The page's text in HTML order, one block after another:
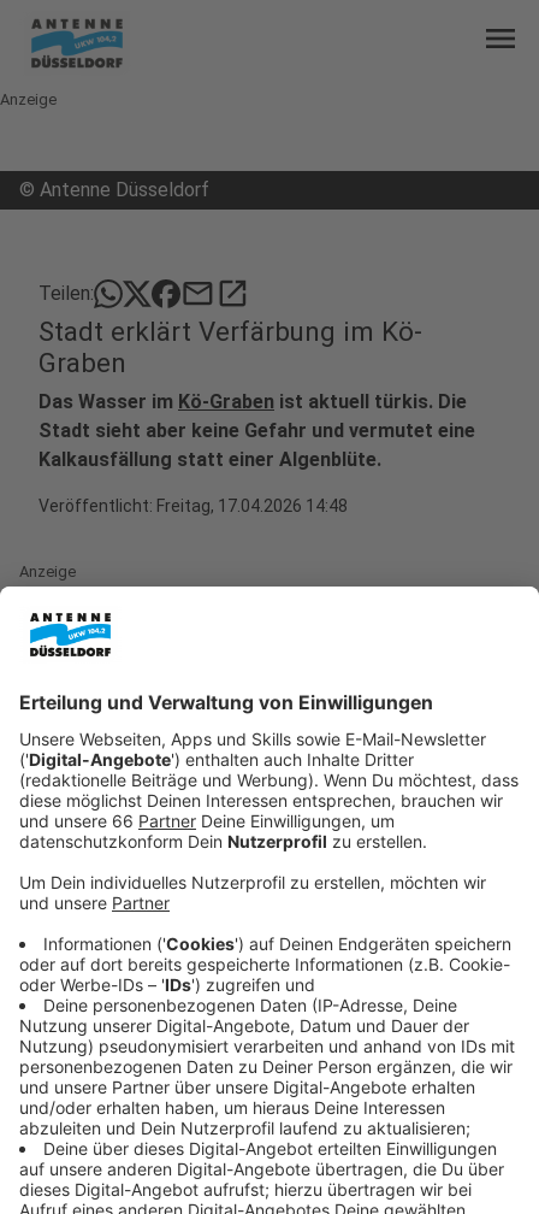
menu
Anzeige
© Antenne Düsseldorf
Teilen: mailopen_in_new
Stadt erklärt Verfärbung im Kö-
Graben
Das Wasser im Kö-Graben ist aktuell türkis. Die
Stadt sieht aber keine Gefahr und vermutet eine
Kalkausfällung statt einer Algenblüte.
Veröffentlicht: Freitag, 17.04.2026 14:48
Anzeige
Das Wasser im Kö-Graben schimmert aktuell in einem
nach Angaben einer Stadtsprecherin auf Anfrage von
Antenne Düsseldorf aber nicht. Die wahrscheinliche
Ursache ist eine sogenannte Kalkausfällung. Dabei
lagert sich Kalk aus dem Wasser ab, weil das
chemische Gleichgewicht gestört ist.
Anzeige
Stadt sieht keine Gefahr für Mensch und Tier
Anzeige
Nach Angaben der Stadt zeigt das Wasser im Kö-
Graben typische Merkmale einer Kalkausfällung. In der
kommenden Woche soll eine Analyse der Wasserhärte
und des Calciumgehalts die Vermutung bestätigen. Für
Menschen und Tiere bestehe keine Gefahr.